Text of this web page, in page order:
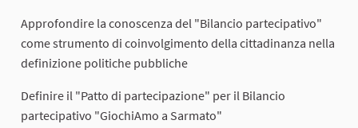
Approfondire la conoscenza del "Bilancio partecipativo"
come strumento di coinvolgimento della cittadinanza nella
definizione politiche pubbliche
Definire il "Patto di partecipazione" per il Bilancio
partecipativo "GiochiAmo a Sarmato"